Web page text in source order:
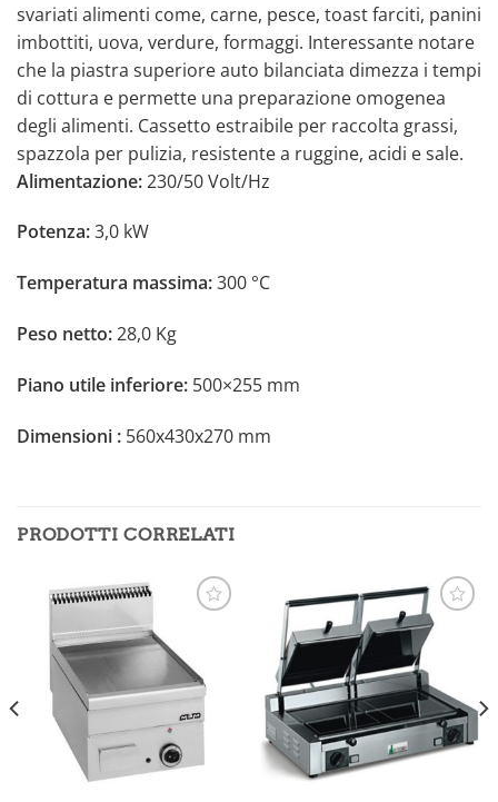
svariati alimenti come, carne, pesce, toast farciti, panini
imbottiti, uova, verdure, formaggi. Interessante notare
che la piastra superiore auto bilanciata dimezza i tempi
di cottura e permette una preparazione omogenea
degli alimenti. Cassetto estraibile per raccolta grassi,
spazzola per pulizia, resistente a ruggine, acidi e sale.
Alimentazione:230/50 Volt/Hz
Potenza:3,0 kW
Temperatura massima:300 °C
Peso netto:28,0 Kg
Piano utile inferiore: 500×255 mm
Dimensioni : 560x430x270 mm
PRODOTTI CORRELATI
Aggiungi
alla lista
dei
desideri
Aggiungi
alla lista
dei
desideri